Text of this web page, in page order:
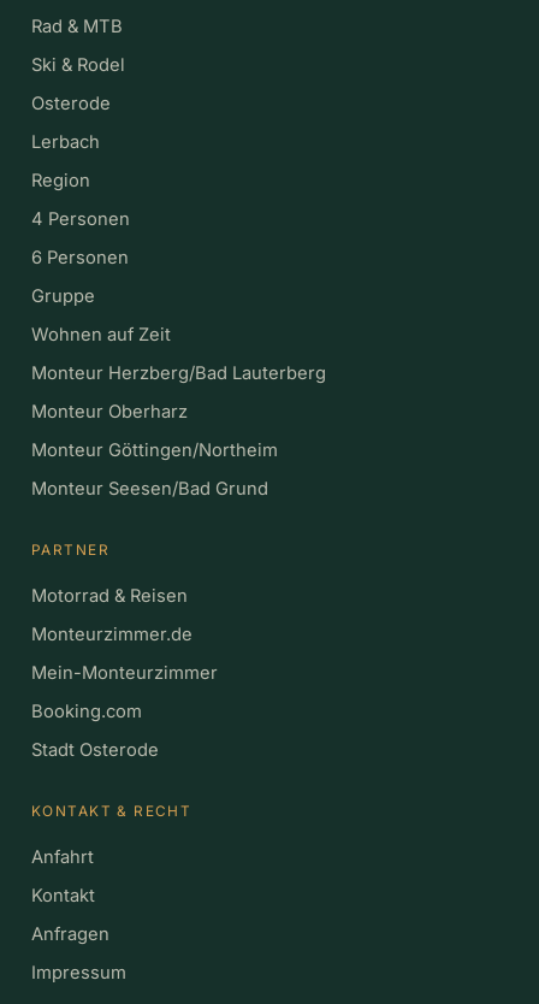
Rad & MTB
Ski & Rodel
Osterode
Lerbach
Region
4 Personen
6 Personen
Gruppe
Wohnen auf Zeit
Monteur Herzberg/Bad Lauterberg
Monteur Oberharz
Monteur Göttingen/Northeim
Monteur Seesen/Bad Grund
PARTNER
Motorrad & Reisen
Monteurzimmer.de
Mein-Monteurzimmer
Booking.com
Stadt Osterode
KONTAKT & RECHT
Anfahrt
Kontakt
Anfragen
Impressum